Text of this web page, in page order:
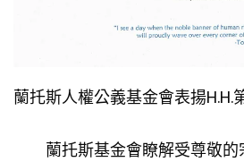
蘭托斯人權公義基金會表揚H.H.
蘭托斯基金會瞭解受尊敬的